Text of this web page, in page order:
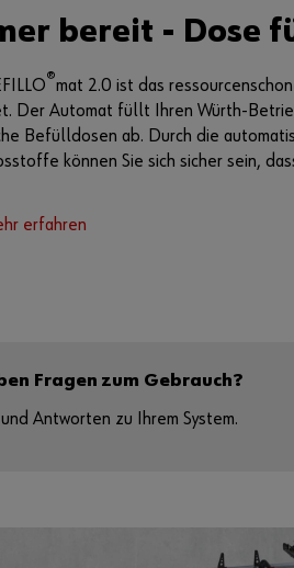
bereit - Dose
®mat 2.0 ist das
Der Automat füllt Ihren Würth-
Befülldosen ab. Durch die
können Sie sich sicher sein,
erfahren
Fragen zum Gebrauch?
Antworten zu Ihrem System.